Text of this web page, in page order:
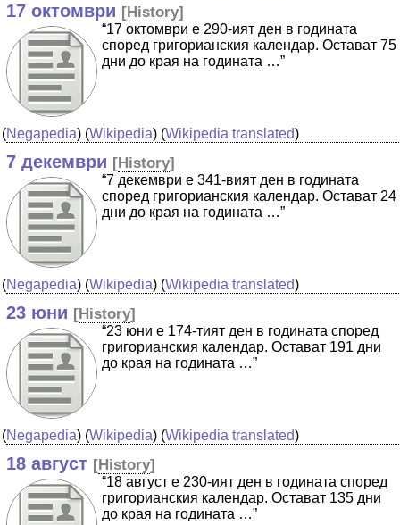
17 октомври [History]
“17 октомври е 290-ият ден в годината
според григорианския календар. Остават 75
дни до края на годината …”
(Negapedia) (Wikipedia) (Wikipedia translated)
7 декември [History]
“7 декември е 341-вият ден в годината
според григорианския календар. Остават 24
дни до края на годината …”
(Negapedia) (Wikipedia) (Wikipedia translated)
23 юни [History]
“23 юни е 174-тият ден в годината според
григорианския календар. Остават 191 дни
до края на годината …”
(Negapedia) (Wikipedia) (Wikipedia translated)
18 август [History]
“18 август е 230-ият ден в годината според
григорианския календар. Остават 135 дни
до края на годината …”